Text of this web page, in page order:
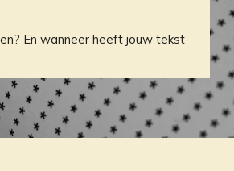
En wanneer heeft jouw tekst